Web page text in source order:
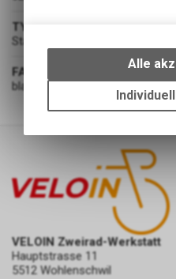
TYP
Starr
FARBE
black
VELOIN Zweirad-Werkstatt
Hauptstrasse 11
5512 Wohlenschwil
um die
dass die
keinerlei
zulassen.
Alle